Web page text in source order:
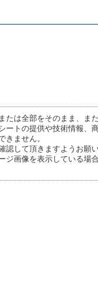
は全部をそのまま、ま
トの提供や技術情報
きません。
して頂きますようお願い
画像を表示している場